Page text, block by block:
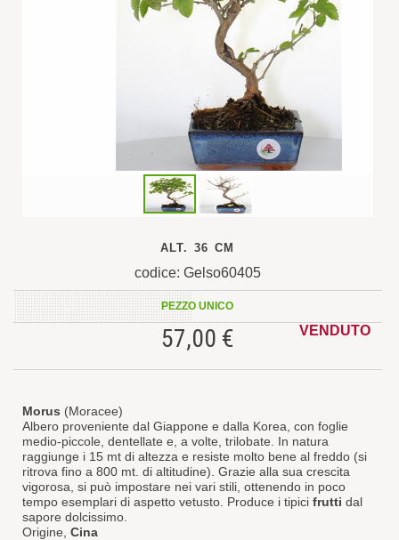
ALT. 36 CM
codice: Gelso60405
PEZZO UNICO
57,00 € VENDUTO
Morus (Moracee)
Albero proveniente dal Giappone e dalla Korea, con foglie
medio-piccole, dentellate e, a volte, trilobate. In natura
raggiunge i 15 mt di altezza e resiste molto bene al freddo (si
ritrova fino a 800 mt. di altitudine). Grazie alla sua crescita
vigorosa, si può impostare nei vari stili, ottenendo in poco
tempo esemplari di aspetto vetusto. Produce i tipici frutti dal
sapore dolcissimo.
Origine, Cina